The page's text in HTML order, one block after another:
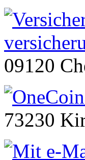
09120
73230